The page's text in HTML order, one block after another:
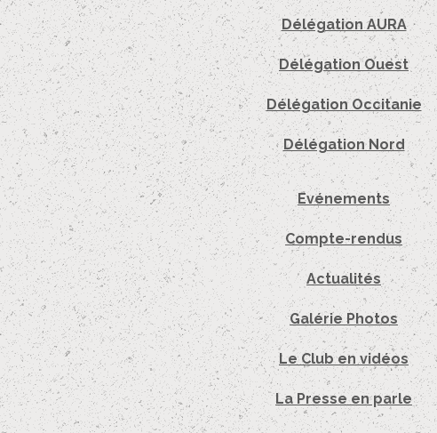
Délégation AURA
Délégation Ouest
Délégation Occitanie
Délégation Nord
Evénements
Compte-rendus
Actualités
Galérie Photos
Le Club en vidéos
La Presse en parle